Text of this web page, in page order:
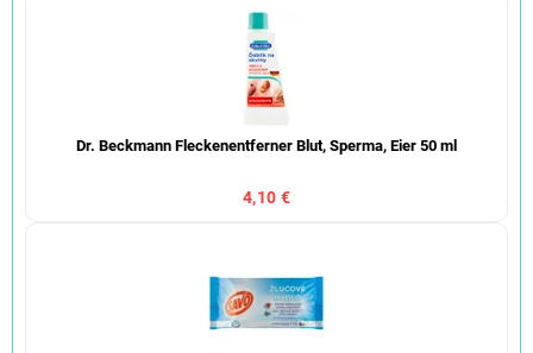
Dr. Beckmann Fleckenentferner Blut, Sperma, Eier 50 ml
4,10 €